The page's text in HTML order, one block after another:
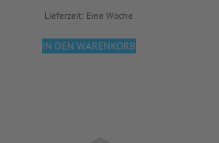
Lieferzeit: Eine Woche
IN DEN WARENKORB